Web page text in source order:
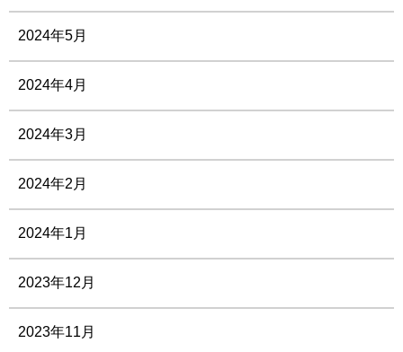
2024年5月
2024年4月
2024年3月
2024年2月
2024年1月
2023年12月
2023年11月